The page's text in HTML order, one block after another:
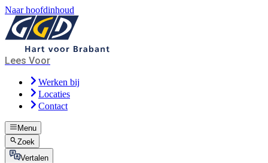
Naar hoofdinhoud
Lees Voor
Werken bij
Locaties
Contact
Menu
Zoek
Vertalen